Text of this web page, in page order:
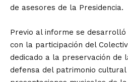
de asesores de la Presidencia.
Previo al informe se
con la participación del
dedicado a la preservación de
defensa del patrimonio